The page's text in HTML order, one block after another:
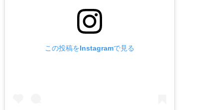
この投稿をInstagramで見る